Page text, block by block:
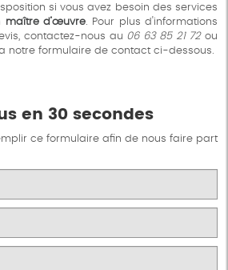
si vous avez besoin des services
maître d’œuvre. Pour plus d'informations
contactez-nous au 06 63 85 21 72ou
notre formulaire de contact ci-dessous.
en 30 secondes
ce formulaire afin de nous faire part